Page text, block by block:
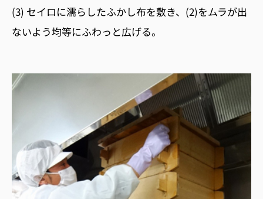
(3) セイロに濡らしたふかし布を敷き、(2)をムラが出
ないよう均等にふわっと広げる。